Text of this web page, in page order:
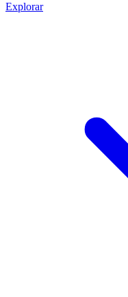
Explorar